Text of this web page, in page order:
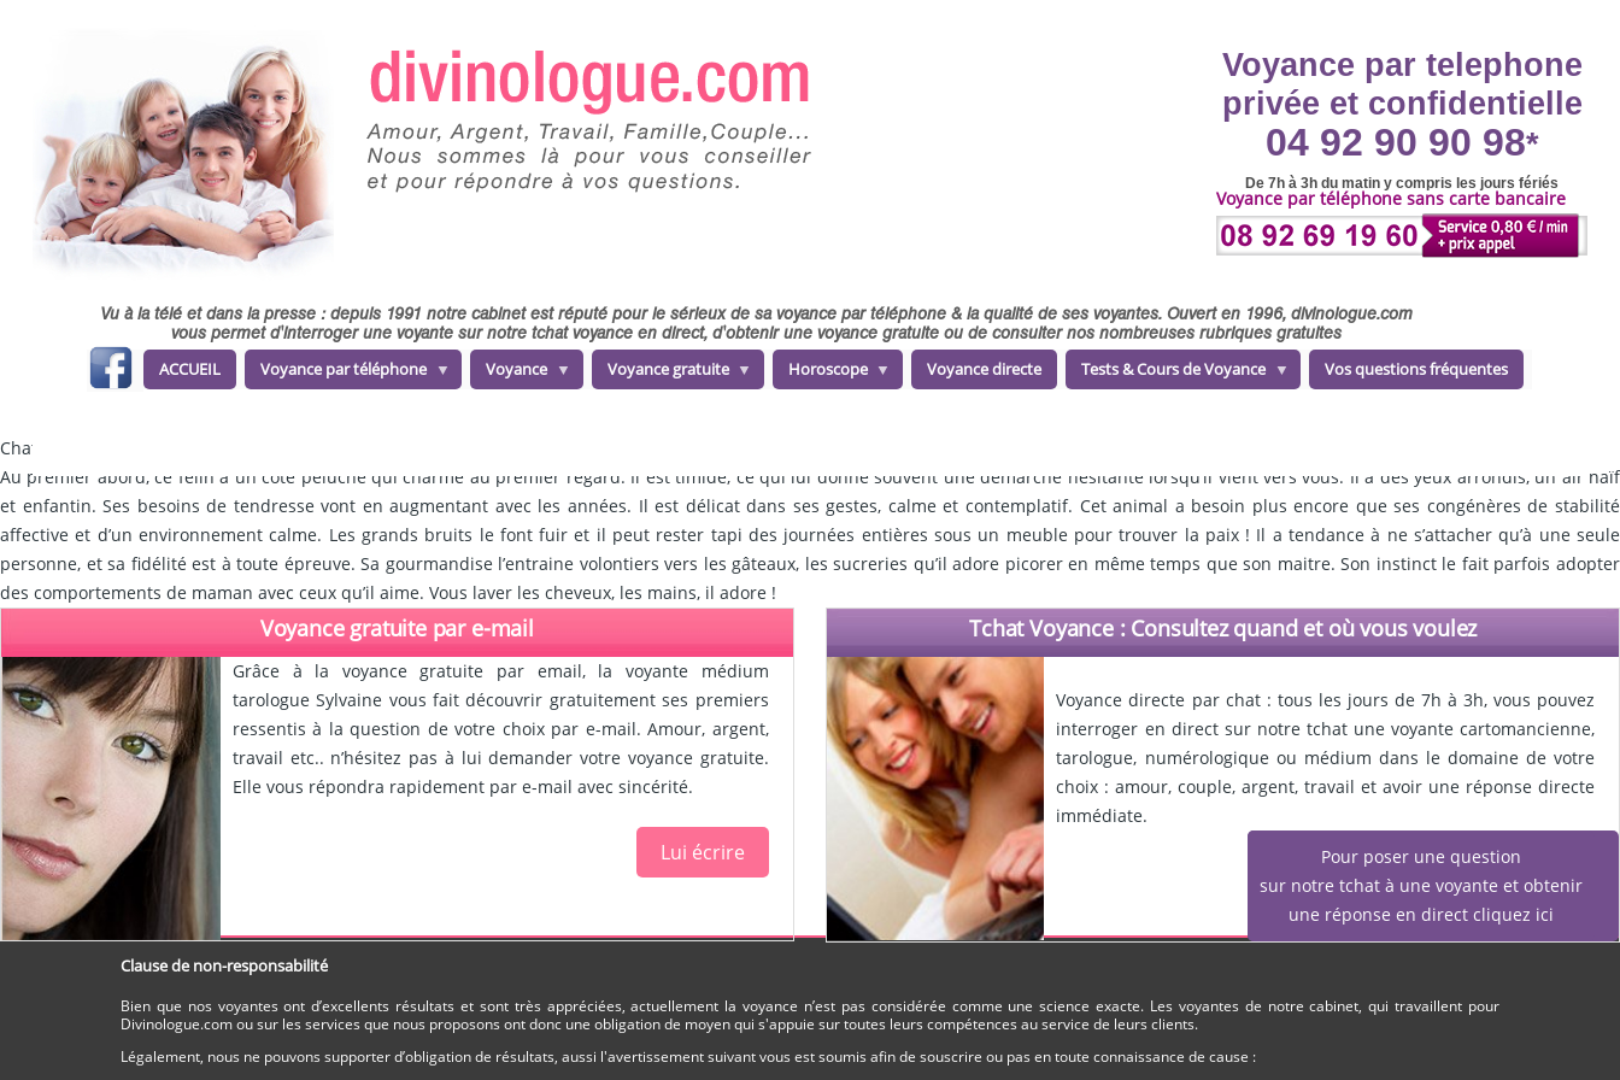
Voyance par telephone
privée et confidentielle
04 92 90 90 98*
De 7h à 3h du matin y compris les jours fériés
Voyance par téléphone sans carte bancaire
Vu à la télé et dans la presse : depuis 1991 notre cabinet est réputé pour le sérieux de sa voyance par téléphone & la qualité de ses voyantes. Ouvert en 1996, divinologue.com
vous permet d'interroger une voyante sur notre tchat voyance en direct, d'obtenir une voyance gratuite ou de consulter nos nombreuses rubriques gratuites
fa
ce
b
ACCUEIL Voyance par téléphone Voyance Voyance gratuite Horoscope Voyance directe Tests & Cours de Voyance Vos questions fréquentes
Chat CANCER
Au premier abord, ce félin a un côté peluche qui charme au premier regard. Il est timide, ce qui lui donne souvent une démarche hésitante lorsqu’il vient vers vous. Il a des yeux arrondis, un air naïf
et enfantin. Ses besoins de tendresse vont en augmentant avec les années. Il est délicat dans ses gestes, calme et contemplatif. Cet animal a besoin plus encore que ses congénères de stabilité
affective et d’un environnement calme. Les grands bruits le font fuir et il peut rester tapi des journées entières sous un meuble pour trouver la paix ! Il a tendance à ne s’attacher qu’à une seule
personne, et sa fidélité est à toute épreuve. Sa gourmandise l’entraine volontiers vers les gâteaux, les sucreries qu’il adore picorer en même temps que son maitre. Son instinct le fait parfois adopter
des comportements de maman avec ceux qu’il aime. Vous laver les cheveux, les mains, il adore !
Voyance gratuite par e-mail
Grâce à la voyance gratuite par email, la voyante médium
tarologue Sylvaine vous fait découvrir gratuitement ses premiers
ressentis à la question de votre choix par e-mail. Amour, argent,
travail etc.. n’hésitez pas à lui demander votre voyance gratuite.
Elle vous répondra rapidement par e-mail avec sincérité.
Lui écrire
Tchat Voyance : Consultez quand et où vous voulez
Voyance directe par chat : tous les jours de 7h à 3h, vous pouvez
interroger en direct sur notre tchat une voyante cartomancienne,
tarologue, numérologique ou médium dans le domaine de votre
choix : amour, couple, argent, travail et avoir une réponse directe
immédiate.
Pour poser une question
sur notre tchat à une voyante et obtenir
une réponse en direct cliquez ici
Clause de non-responsabilité
Bien que nos voyantes ont d’excellents résultats et sont très appréciées, actuellement la voyance n’est pas considérée comme une science exacte. Les voyantes de notre cabinet, qui travaillent pour
Divinologue.com ou sur les services que nous proposons ont donc une obligation de moyen qui s'appuie sur toutes leurs compétences au service de leurs clients.
Légalement, nous ne pouvons supporter d’obligation de résultats, aussi l'avertissement suivant vous est soumis afin de souscrire ou pas en toute connaissance de cause :